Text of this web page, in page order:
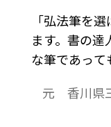
「弘法筆を
ます。書の
な筆であって
使い分け、
は、上手な
元 香川県